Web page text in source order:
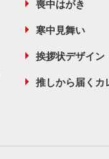
喪中はがき
寒中見舞い
挨拶状デザイン
推しから届くカ